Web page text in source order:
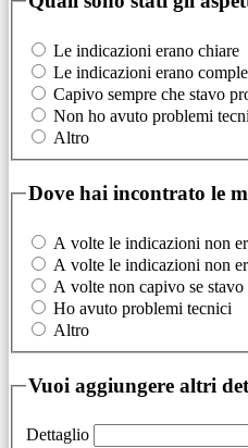
Le indicazioni erano chiare
Le indicazioni erano
Capivo sempre che stavo
Non ho avuto problemi
Altro
Dove hai incontrato le
A volte le indicazioni non
A volte le indicazioni non
A volte non capivo se
Ho avuto problemi tecnici
Altro
Vuoi aggiungere altri
Dettaglio